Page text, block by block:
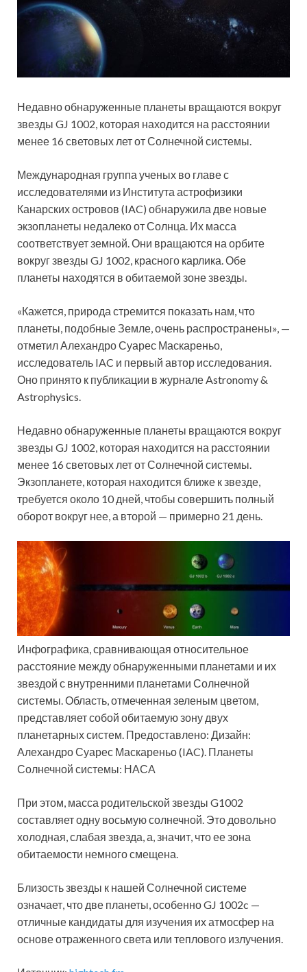
Недавно обнаруженные планеты вращаются вокруг
звезды GJ 1002, которая находится на расстоянии
менее 16 световых лет от Солнечной системы.
Международная группа ученых во главе с
исследователями из Института астрофизики
Канарских островов (IAC) обнаружила две новые
экзопланеты недалеко от Солнца. Их масса
соответствует земной. Они вращаются на орбите
вокруг звезды GJ 1002, красного карлика. Обе
планеты находятся в обитаемой зоне звезды.
«Кажется, природа стремится показать нам, что
планеты, подобные Земле, очень распространены», —
отметил Алехандро Суарес Маскареньо,
исследователь IAC и первый автор исследования.
Оно принято к публикации в журнале Astronomy &
Astrophysics.
Недавно обнаруженные планеты вращаются вокруг
звезды GJ 1002, которая находится на расстоянии
менее 16 световых лет от Солнечной системы.
Экзопланете, которая находится ближе к звезде,
требуется около 10 дней, чтобы совершить полный
оборот вокруг нее, а второй — примерно 21 день.
Инфографика, сравнивающая относительное
расстояние между обнаруженными планетами и их
звездой с внутренними планетами Солнечной
системы. Область, отмеченная зеленым цветом,
представляет собой обитаемую зону двух
планетарных систем. Предоставлено: Дизайн:
Алехандро Суарес Маскареньо (IAC). Планеты
Солнечной системы: НАСА
При этом, масса родительской звезды G1002
составляет одну восьмую солнечной. Это довольно
холодная, слабая звезда, а, значит, что ее зона
обитаемости немного смещена.
Близость звезды к нашей Солнечной системе
означает, что две планеты, особенно GJ 1002c —
отличные кандидаты для изучения их атмосфер на
основе отраженного света или теплового излучения.